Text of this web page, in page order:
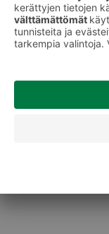
rypäletuotteet